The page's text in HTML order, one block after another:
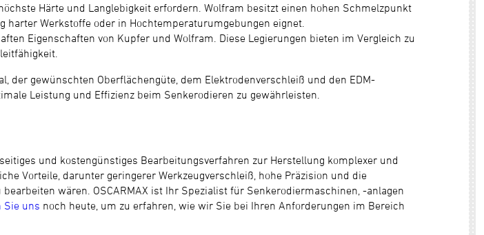
Härte und Langlebigkeit erfordern. Wolfram besitzt einen hohen Schmelzpunkt
Werkstoffe oder in Hochtemperaturumgebungen eignet.
Eigenschaften von Kupfer und Wolfram. Diese Legierungen bieten im Vergleich zu
der gewünschten Oberflächengüte, dem Elektrodenverschleiß und den EDM-
Leistung und Effizienz beim Senkerodieren zu gewährleisten.
und kostengünstiges Bearbeitungsverfahren zur Herstellung komplexer und
Vorteile, darunter geringerer Werkzeugverschleiß, hohe Präzision und die
wären. OSCARMAX ist Ihr Spezialist für Senkerodiermaschinen, -anlagen
Sie uns noch heute, um zu erfahren, wie wir Sie bei Ihren Anforderungen im Bereich